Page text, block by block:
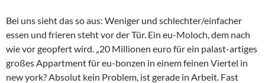
Bei uns sieht das so aus: Weniger und schlechter/einfacher
essen und frieren steht vor der Tür. Ein eu-Moloch, dem nach
wie vor geopfert wird. „20 Millionen euro für ein palast-artiges
großes Appartment für eu-bonzen in einem feinen Viertel in
new york? Absolut kein Problem, ist gerade in Arbeit. Fast